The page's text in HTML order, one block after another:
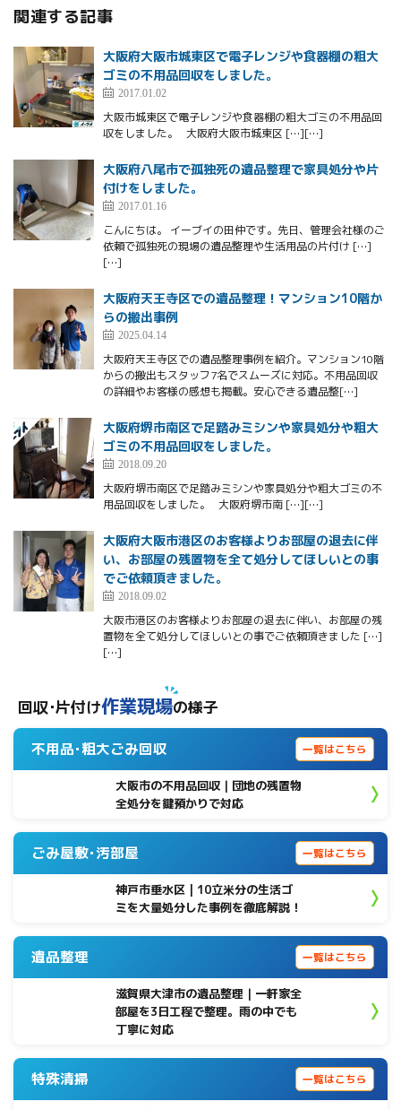
関連する記事
大阪府大阪市城東区で電子レンジや食器棚の粗大
ゴミの不用品回収をしました。
2017.01.02
大阪市城東区で電子レンジや食器棚の粗大ゴミの不用品回
収をしました。 大阪府大阪市城東区 […][…]
大阪府八尾市で孤独死の遺品整理で家具処分や片
付けをしました。
2017.01.16
こんにちは。 イーブイの田仲です。先日、管理会社様のご
依頼で孤独死の現場の遺品整理や生活用品の片付け […]
[…]
大阪府天王寺区での遺品整理！マンション10階か
らの搬出事例
2025.04.14
大阪府天王寺区での遺品整理事例を紹介。マンション10階
からの搬出もスタッフ7名でスムーズに対応。不用品回収
の詳細やお客様の感想も掲載。安心できる遺品整[…]
大阪府堺市南区で足踏みミシンや家具処分や粗大
ゴミの不用品回収をしました。
2018.09.20
大阪府堺市南区で足踏みミシンや家具処分や粗大ゴミの不
用品回収をしました。 大阪府堺市南 […][…]
大阪府大阪市港区のお客様よりお部屋の退去に伴
い、お部屋の残置物を全て処分してほしいとの事
でご依頼頂きました。
2018.09.02
大阪市港区のお客様よりお部屋の退去に伴い、お部屋の残
置物を全て処分してほしいとの事でご依頼頂きました […]
[…]
回収･片付け作業現場の様子
不用品･粗大ごみ回収 一覧はこちら
大阪市の不用品回収｜団地の残置物
全処分を鍵預かりで対応
ごみ屋敷･汚部屋 一覧はこちら
神戸市垂水区 | 10立米分の生活ゴ
ミを大量処分した事例を徹底解説！
遺品整理 一覧はこちら
滋賀県大津市の遺品整理｜一軒家全
部屋を3日工程で整理。雨の中でも
丁寧に対応
特殊清掃 一覧はこちら